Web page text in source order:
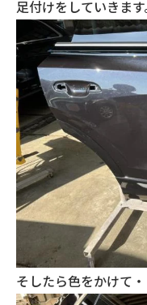
足付けをしていきます
そしたら色をかけて・